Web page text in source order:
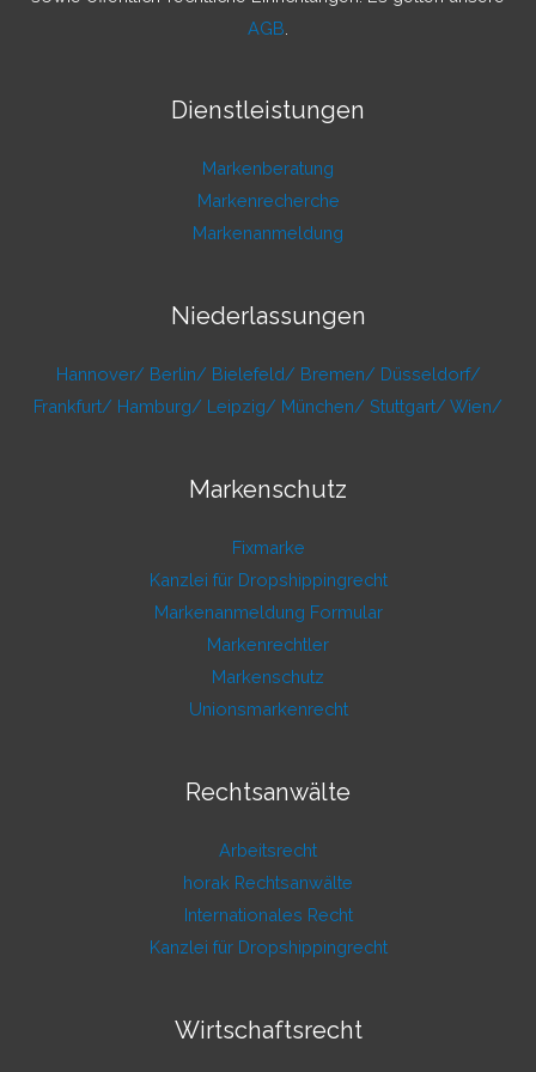
AGB
Dienstleistungen
Markenberatung
Markenrecherche
Markenanmeldung
Niederlassungen
Hannover/ Berlin/ Bielefeld/ Bremen/ Düsseldorf/
Frankfurt/ Hamburg/ Leipzig/ München/ Stuttgart/ Wien/
Markenschutz
Fixmarke
Kanzlei für Dropshippingrecht
Markenanmeldung Formular
Markenrechtler
Markenschutz
Unionsmarkenrecht
Rechtsanwälte
Arbeitsrecht
horak Rechtsanwälte
Internationales Recht
Kanzlei für Dropshippingrecht
Wirtschaftsrecht